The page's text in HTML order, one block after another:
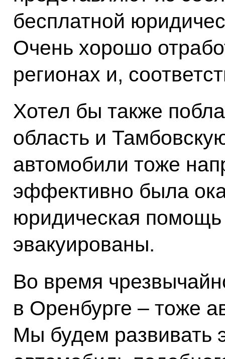
бесплатной
Очень хорошо
регионах и,
Хотел бы также
область и
автомобили тоже
эффективно была
юридическая
эвакуированы.
Во время
в Оренбурге – тоже
Мы будем развивать